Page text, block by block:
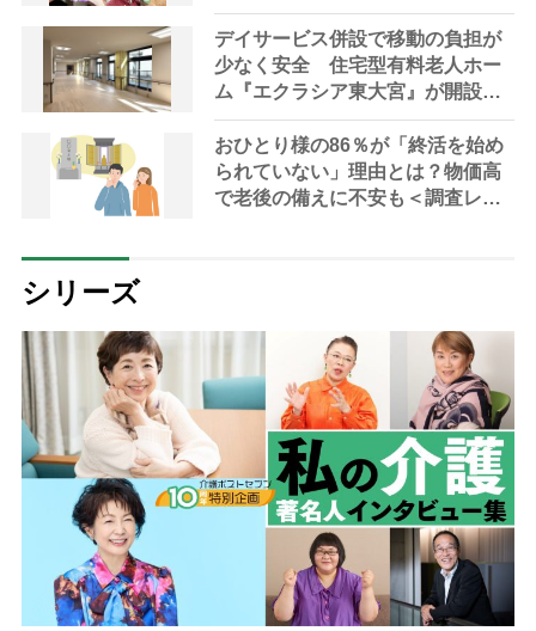
の可能性を広げる」「人生の幸福
を追求する」 “リハビリ革命”と
は？
デイサービス併設で移動の負担が
少なく安全 住宅型有料老人ホー
ム『エクラシア東大宮』が開設
【埼玉県・さいたま市】
おひとり様の86％が「終活を始め
られていない」理由とは？物価高
で老後の備えに不安も＜調査レポ
シリーズ